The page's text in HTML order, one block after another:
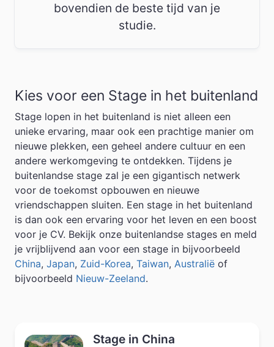
bovendien de beste tijd van je
studie.
Kies voor een Stage in het buitenland
Stage lopen in het buitenland is niet alleen een
unieke ervaring, maar ook een prachtige manier om
nieuwe plekken, een geheel andere cultuur en een
andere werkomgeving te ontdekken. Tijdens je
buitenlandse stage zal je een gigantisch netwerk
voor de toekomst opbouwen en nieuwe
vriendschappen sluiten. Een stage in het buitenland
is dan ook een ervaring voor het leven en een boost
voor je CV. Bekijk onze buitenlandse stages en meld
je vrijblijvend aan voor een stage in bijvoorbeeld
China, Japan, Zuid-Korea, Taiwan, Australië of
bijvoorbeeld Nieuw-Zeeland.
Stage in China